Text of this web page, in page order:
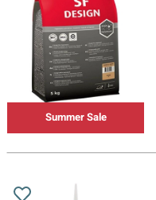
Summer Sale